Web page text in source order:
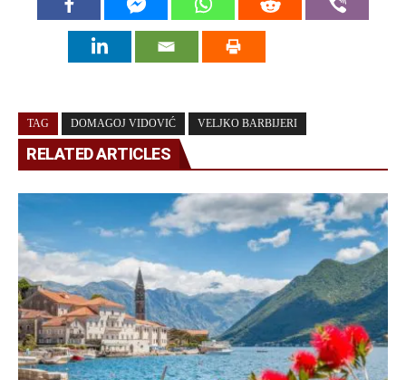
TAG DOMAGOJ VIDOVIĆ VELJKO BARBIJERI
RELATED ARTICLES